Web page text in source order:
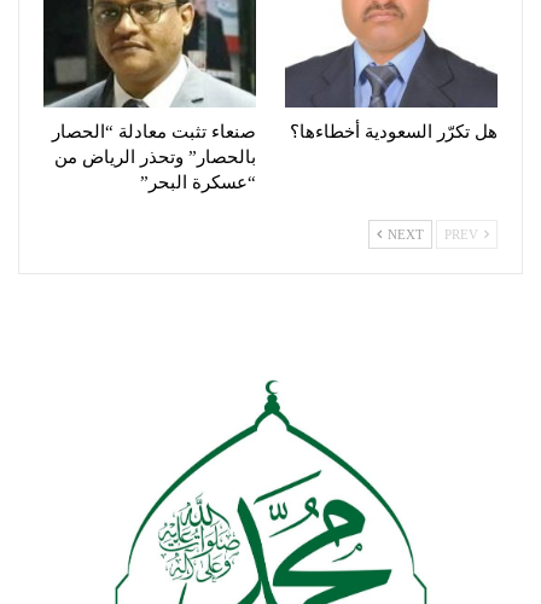
هل تكرّر السعودية أخطاءها؟
صنعاء تثبت معادلة “الحصار
بالحصار” وتحذر الرياض من
“عسكرة البحر”
NEXT